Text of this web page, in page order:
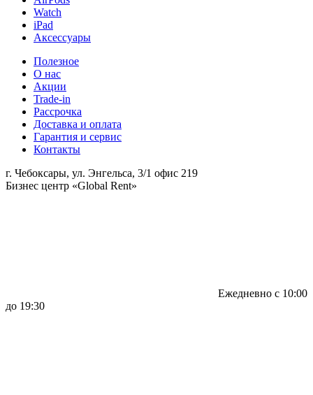
Watch
iPad
Аксессуары
Полезное
О нас
Акции
Trade-in
Рассрочка
Доставка и оплата
Гарантия и сервис
Контакты
г. Чебоксары, ул. Энгельса, 3/1 офис 219
Бизнес центр «Global Rent»
Ежедневно с 10:00
до 19:30